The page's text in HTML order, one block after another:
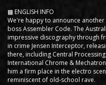
▩ ENGLISH INFO
We're happy to announce
boss Assembler Code. The
impressive discography through
in crime Jensen Interceptor,
there, including Central
International Chrome &
him a firm place in the electro
reminiscent of old-school rave.